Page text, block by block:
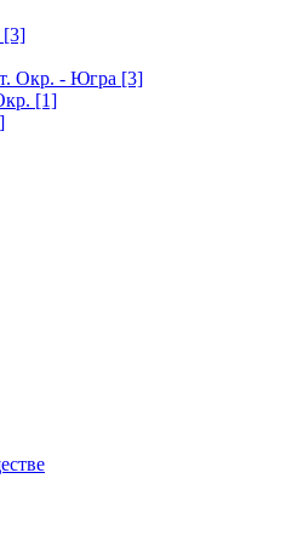
[3]
Окр. - Югра [3]
[1]